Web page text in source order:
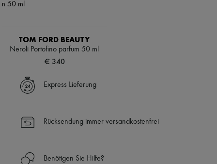
TOM FORD BEAUTY
Neroli Portofino parfum 50 ml
€ 340
Express Lieferung
Rücksendung immer versandkostenfrei
Benötigen Sie Hilfe?